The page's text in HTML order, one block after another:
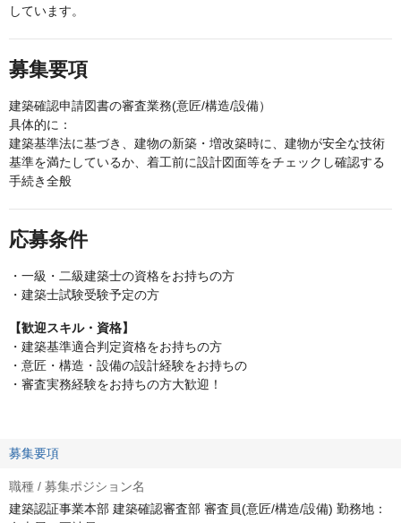
しています。
募集要項
建築確認申請図書の審査業務(意匠/構造/設備）
具体的に：
建築基準法に基づき、建物の新築・増改築時に、建物が安全な技術
基準を満たしているか、着工前に設計図面等をチェックし確認する
手続き全般
応募条件
・一級・二級建築士の資格をお持ちの方
・建築士試験受験予定の方
【歓迎スキル・資格】
・建築基準適合判定資格をお持ちの方
・意匠・構造・設備の設計経験をお持ちの
・審査実務経験をお持ちの方大歓迎！
募集要項
職種 / 募集ポジション名
建築認証事業本部 建築確認審査部 審査員(意匠/構造/設備) 勤務地：